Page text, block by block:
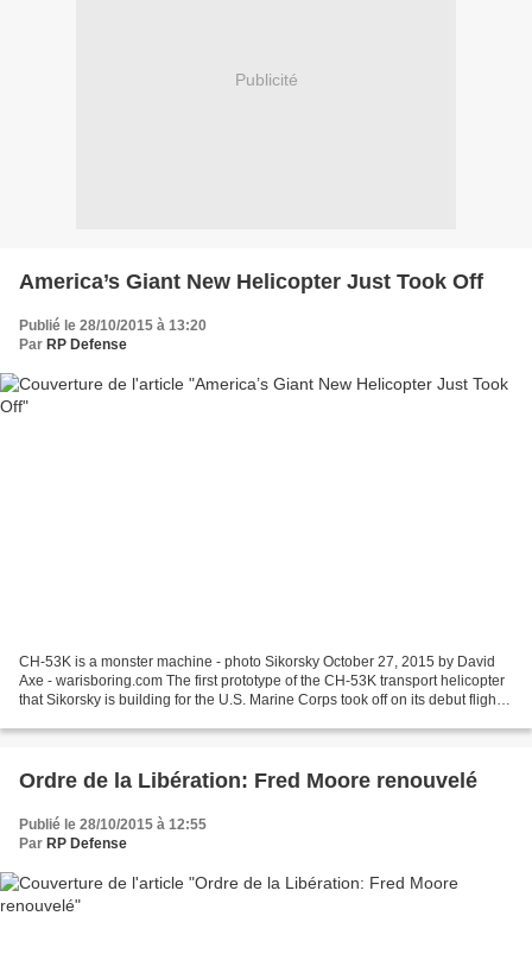
Publicité
America’s Giant New Helicopter Just Took Off
Publié le 28/10/2015 à 13:20
Par RP Defense
CH-53K is a monster machine - photo Sikorsky October 27, 2015 by David
Axe - warisboring.com The first prototype of the CH-53K transport helicopter
that Sikorsky is building for the U.S. Marine Corps took off on its debut flight
Ordre de la Libération: Fred Moore renouvelé
Publié le 28/10/2015 à 12:55
Par RP Defense